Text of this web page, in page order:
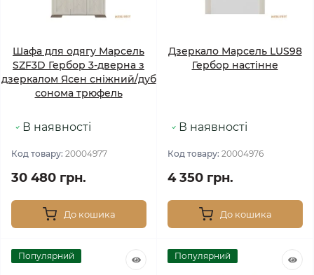
Шафа для одягу Марсель
SZF3D Гербор 3-дверна з
дзеркалом Ясен сніжний/дуб
сонома трюфель
В наявності
Код товару: 20004977
30 480 грн.
До кошика
Дзеркало Марсель LUS98
Гербор настінне
В наявності
Код товару: 20004976
4 350 грн.
До кошика
Популярний Популярний